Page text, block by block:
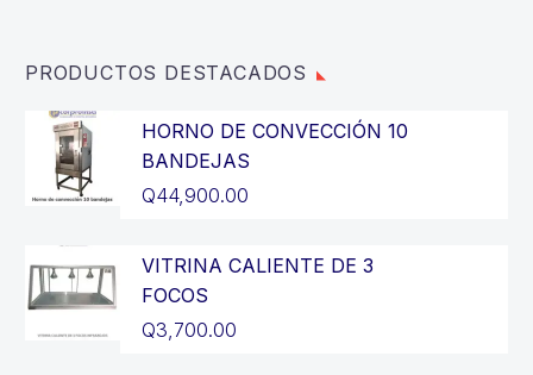
PRODUCTOS DESTACADOS
HORNO DE CONVECCIÓN 10
BANDEJAS
Q44,900.00
VITRINA CALIENTE DE 3
FOCOS
Q3,700.00